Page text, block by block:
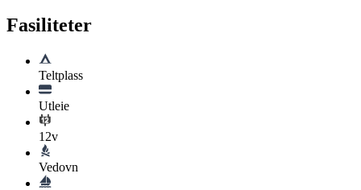
Fasiliteter
Teltplass
Utleie
12v
Vedovn